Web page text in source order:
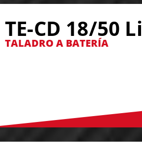
TE-CD 18/50 Li
TALADRO A BATERÍA